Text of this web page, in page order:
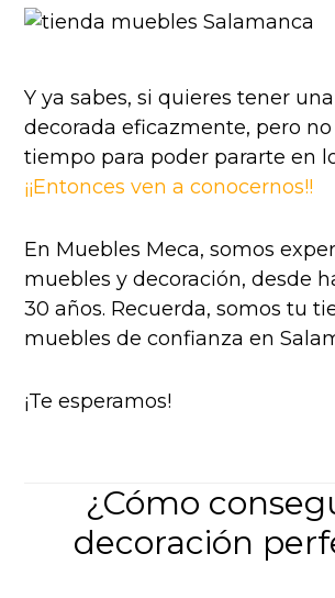
Y ya sabes, si quieres tener
decorada eficazmente, pero
tiempo para poder pararte en
¡¡Entonces ven a conocernos!!
En Muebles Meca, somos
muebles y decoración, desde
30 años. Recuerda, somos tu
muebles de confianza en
¡Te esperamos!
¿Cómo
decoración